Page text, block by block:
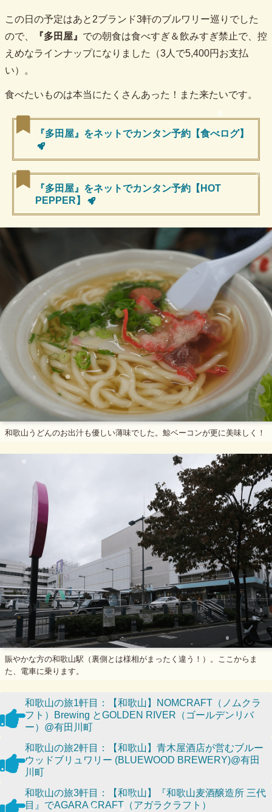
この日の予定はあと2ブランド3軒のブルワリー巡りでした
ので、
『多田屋』 での朝食は食べすぎ＆飲みすぎ禁止で、控
えめなラインナップになりました（3人で5,400円お支払
い）。
食べたいものは本当にたくさんあった！また来たいです。
『多田屋』をネットでカンタン予約【食べログ】
『多田屋』をネットでカンタン予約【HOT
PEPPER】
和歌山うどんのお出汁も優しい薄味でした。鯨ベーコンが更に美味しく！
賑やかな方の和歌山駅（裏側とは様相がまったく違う！）。ここからま
た、電車に乗ります。
和歌山の旅1軒目：【和歌山】NOMCRAFT（ノムクラ
フト）Brewing とGOLDEN RIVER（ゴールデンリバ
ー）@有田川町
和歌山の旅2軒目：【和歌山】青木屋酒店が営むブルー
ウッドブリュワリー (BLUEWOOD BREWERY)@有田
川町
和歌山の旅3軒目：【和歌山】『和歌山麦酒醸造所 三代
目』でAGARA CRAFT（アガラクラフト）